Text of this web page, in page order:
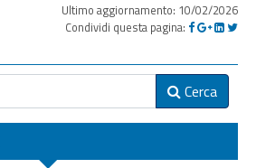
Ultimo aggiornamento: 10/02/2026
Condividi questa pagina:
Cerca